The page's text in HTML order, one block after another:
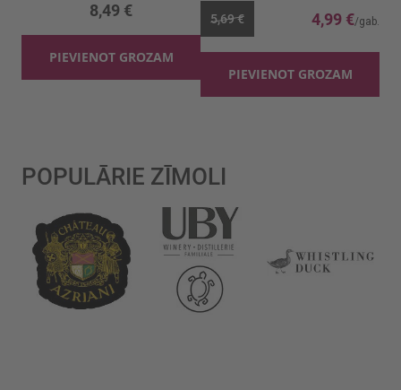
8,49 €
PIEVIENOT GROZAM
5,69 € 4,99 €
PIEVIENOT GROZAM
POPULĀRIE ZĪMOLI